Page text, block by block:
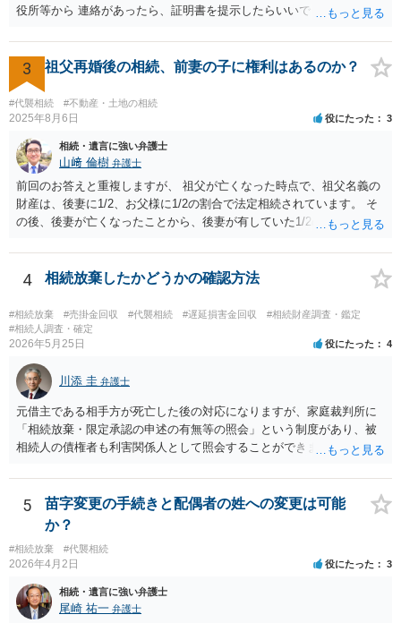
役所等から 連絡があったら、証明書を提示したらいいでしょう。
3 祖父再婚後の相続、前妻の子に権利はあるのか？
#代襲相続 #不動産・土地の相続
2025年8月6日 役にたった 3
相続・遺言に強い弁護士
山﨑 倫樹 弁護士
前回のお答えと重複しますが、 祖父が亡くなった時点で、祖父名義の
財産は、後妻に1/2、お父様に1/2の割合で法定相続されています。 そ
の後、後妻が亡くなったことから、後妻が有していた1/2の権利は、後
有していた1/2の権利は、その子であるご相談者側に相続されていま
す。 ですので、後妻側の兄弟姉妹（亡くなっている場合はその子）
と、お父様の子であるご相談者とで遺産分割協議をしなければ、 祖父
の財産を名義移転することはできません。 もちろん、祖父の遺言書が
あれば話は別です。 さらに詳しいことは、相続財産に関する資料や戸
籍類をもって、お近くの弁護士に相談されることをお勧めします。
4 相続放棄したかどうかの確認方法
#相続放棄 #売掛金回収 #代襲相続 #遅延損害金回収
#相続財産調査・鑑定
#相続人調査・確定
2026年5月25日 役にたった 4
川添 圭 弁護士
元借主である相手方が死亡した後の対応になりますが、家庭裁判所に
「相続放棄・限定承認の申述の有無等の照会」という制度があり、被
相続人の債権者も利害関係人として照会することができます。照会を
して被相続人の最後の住所地を管轄する家庭裁判所）となります。照
会申請者の本人確認資料のほか、被相続人の相続関係の戸籍謄本類や
債権の存在を示す証拠資料などが必要になります。裁判所ウェブサイ
トで案内されていることが多いので、管轄裁判所のホームページを確
認してみてください。
5
苗字変更の手続きと配偶者の姓への変更は可能
か？
#相続放棄 #代襲相続
2026年4月2日 役にたった 3
相続・遺言に強い弁護士
尾崎 祐一 弁護士